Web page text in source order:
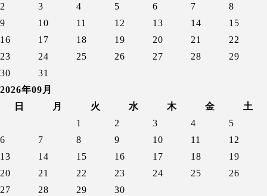
2
3 4 5 6 7
8
9
10 11 12 13 14
15
16
17 18 19 20 21
22
23
24 25 26 27 28
29
30
31
2026年09月
日
月 火 水 木 金
土
1
2 3 4
5
6
7 8 9 10 11
12
13
14 15 16 17 18
19
20
21 22 23 24 25
26
27
28 29
30